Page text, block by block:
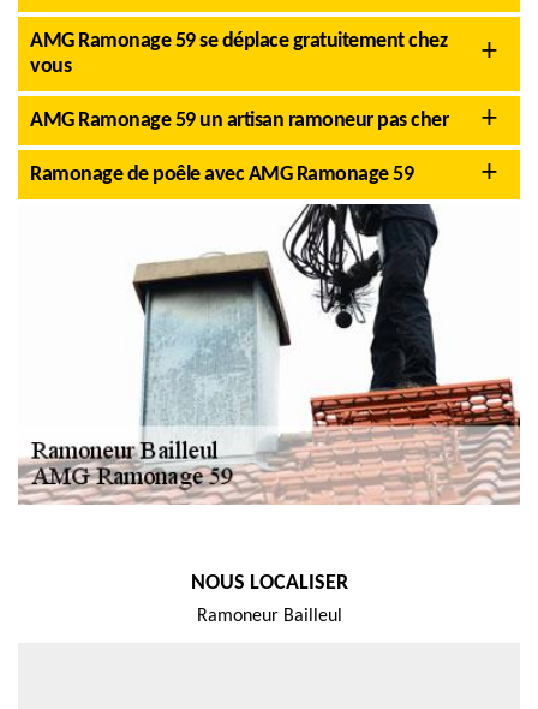
AMG Ramonage 59 se déplace gratuitement chez
vous
AMG Ramonage 59 un artisan ramoneur pas cher
Ramonage de poêle avec AMG Ramonage 59
NOUS LOCALISER
Ramoneur Bailleul